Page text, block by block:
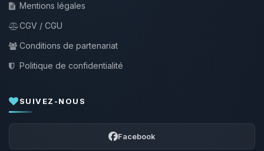
Mentions légales
CGV / CGU
Conditions de partenariat
Politique de confidentialité
SUIVEZ-NOUS
Facebook